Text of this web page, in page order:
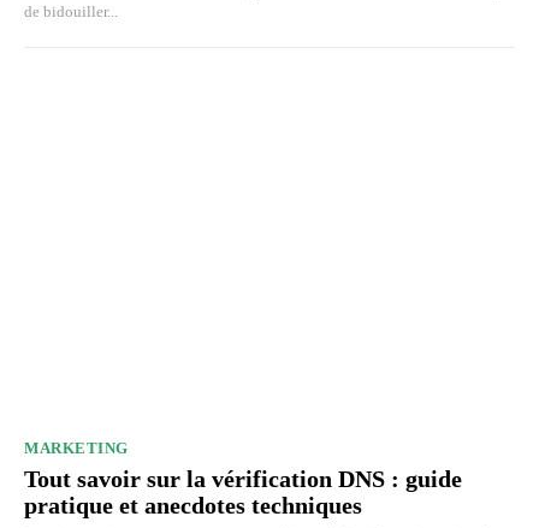
de bidouiller...
MARKETING
Tout savoir sur la vérification DNS : guide
pratique et anecdotes techniques